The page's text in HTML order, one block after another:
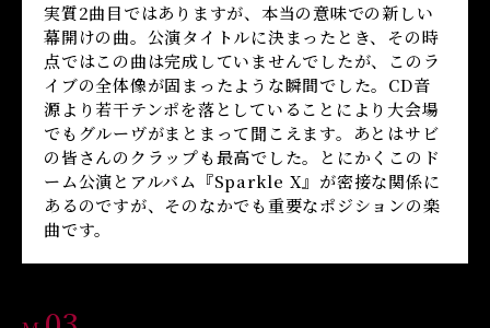
実質2曲目ではありますが、本当の意味での新しい
幕開けの曲。公演タイトルに決まったとき、その時
点ではこの曲は完成していませんでしたが、このラ
イブの全体像が固まったような瞬間でした。CD音
源より若干テンポを落としていることにより大会場
でもグルーヴがまとまって聞こえます。あとはサビ
の皆さんのクラップも最高でした。とにかくこのド
ーム公演とアルバム『Sparkle X』が密接な関係に
あるのですが、そのなかでも重要なポジションの楽
曲です。